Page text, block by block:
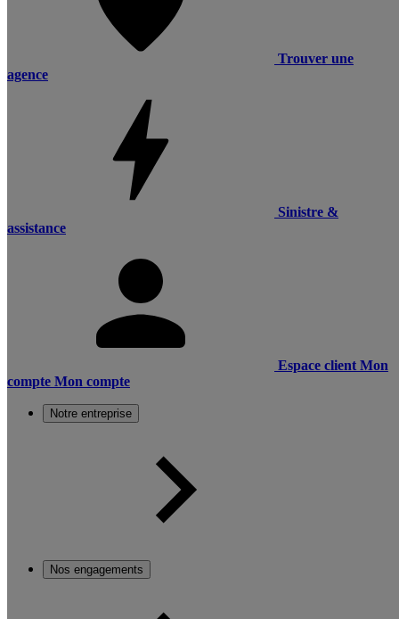
Trouver une
agence
Sinistre &
assistance
Espace client Mon
compte Mon compte
Notre entreprise
Nos engagements